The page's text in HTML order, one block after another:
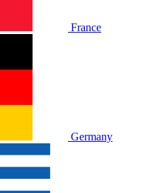
France
Germany